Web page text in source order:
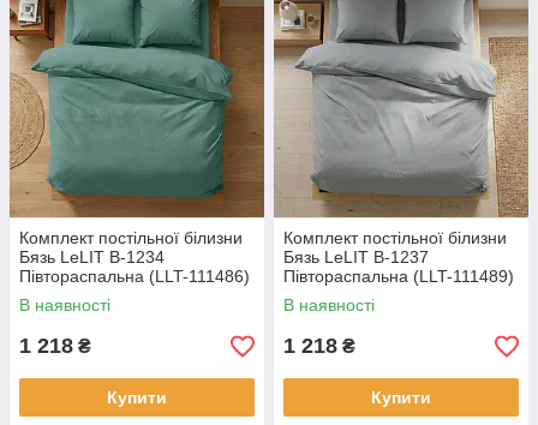
Комплект постільної білизни
Бязь LeLIT B-1234
Півтораспальна (LLT-111486)
В наявності
1 218 ₴
Купити
Комплект постільної білизни
Бязь LeLIT B-1237
Півтораспальна (LLT-111489)
В наявності
1 218 ₴
Купити